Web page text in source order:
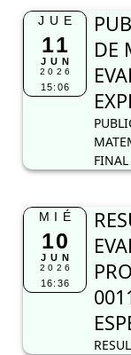
JUE
11
JUN
2026
15:06
DE
FINAL
MIÉ
10
JUN
2026
16:36